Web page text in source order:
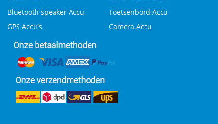
Bluetooth speaker Accu
Toetsenbord Accu
GPS Accu's
Camera Accu